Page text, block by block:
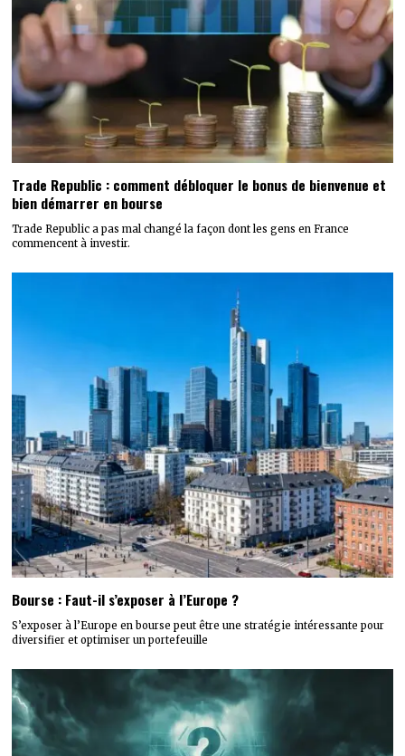
Trade Republic : comment débloquer le bonus de bienvenue et
bien démarrer en bourse
Trade Republic a pas mal changé la façon dont les gens en France
commencent à investir.
Bourse : Faut-il s’exposer à l’Europe ?
S’exposer à l’Europe en bourse peut être une stratégie intéressante pour
diversifier et optimiser un portefeuille